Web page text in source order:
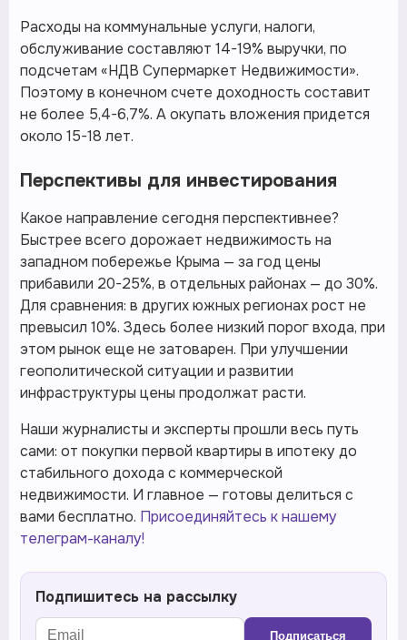
Расходы на коммунальные услуги, налоги,
обслуживание составляют 14-19% выручки, по
подсчетам «НДВ Супермаркет Недвижимости».
Поэтому в конечном счете доходность составит
не более 5,4-6,7%. А окупать вложения придется
около 15-18 лет.
Перспективы для инвестирования
Какое направление сегодня перспективнее?
Быстрее всего дорожает недвижимость на
западном побережье Крыма — за год цены
прибавили 20-25%, в отдельных районах — до 30%.
Для сравнения: в других южных регионах рост не
превысил 10%. Здесь более низкий порог входа, при
этом рынок еще не затоварен. При улучшении
геополитической ситуации и развитии
инфраструктуры цены продолжат расти.
Наши журналисты и эксперты прошли весь путь
сами: от покупки первой квартиры в ипотеку до
стабильного дохода с коммерческой
недвижимости. И главное — готовы делиться с
вами бесплатно. Присоединяйтесь к нашему
телеграм-каналу!
Подпишитесь на рассылку
Подписаться